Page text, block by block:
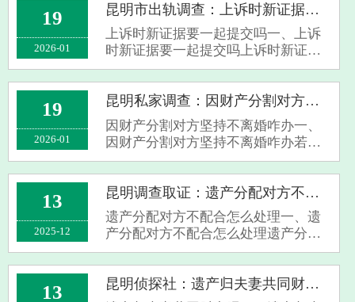
19
2026-01
昆明市出轨调查：上诉时新证据要一起提交吗
上诉时新证据要一起提交吗一、上诉
时新证据要一起提交吗上诉时新证据
是否一起提交需视情况而定。首
先，“新证据”在法律上有明确界定，
如在一审庭审结束后新发现的证据，
或当事人在一审举证期限届满前申请
调查取证未···
19
2026-01
昆明私家调查：因财产分割对方坚持不离婚咋办
因财产分割对方坚持不离婚咋办一、
因财产分割对方坚持不离婚咋办若因
财产分割问题对方坚持不离婚，你可
选择诉讼离婚。在我国，婚姻自由包
括离婚自由，当双方无法就离婚及财
产分割协商一致时，你有权向法院提
起离婚诉···
13
2025-12
昆明调查取证：遗产分配对方不配合怎么处理
遗产分配对方不配合怎么处理一、遗
产分配对方不配合怎么处理遗产分配
遇对方不配合，要依情况处理。有遗
嘱时，若遗嘱已明确分配方式，但对
方不配合，遗嘱执行人或继承人能向
13 昆明侦探社：遗产归夫妻共同财产吗